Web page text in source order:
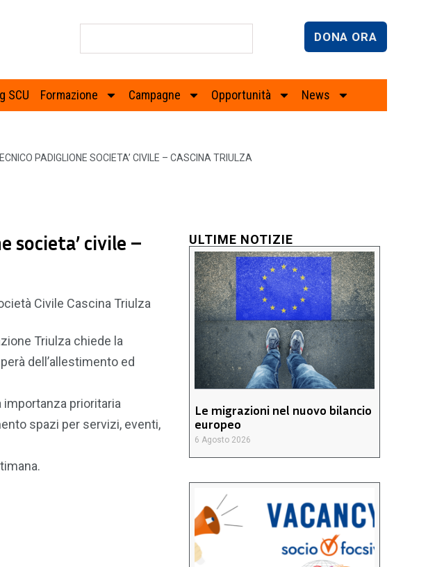
DONA ORA
SCU Formazione Campagne Opportunità News
PADIGLIONE SOCIETA’ CIVILE – CASCINA TRIULZA
societa’ civile –
Civile Cascina Triulza
Triulza chiede la
dell’allestimento ed
prioritaria
spazi per servizi, eventi,
ULTIME NOTIZIE
Le migrazioni nel nuovo bilancio
europeo
6 Agosto 2026